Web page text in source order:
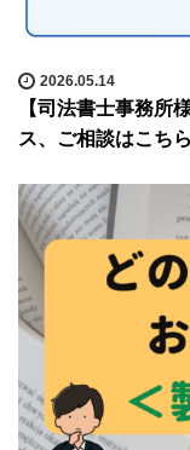
2026.05.14
【司法書士事務所
ス、ご相談はこちら